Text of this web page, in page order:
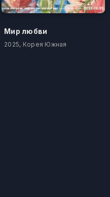
Мир любви
2025, Корея Южная